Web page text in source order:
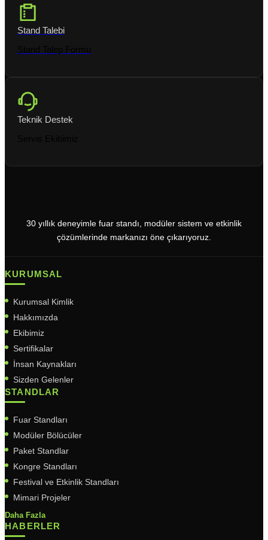
Stand Talebi
Teknik Destek
30 yıllık deneyimle fuar standı, modüler sistem ve etkinlik
çözümlerinde markanızı öne çıkarıyoruz.
KURUMSAL
Kurumsal Kimlik
Hakkımızda
Ekibimiz
Sertifikalar
İnsan Kaynakları
Sizden Gelenler
STANDLAR
Fuar Standları
Modüler Bölücüler
Paket Standlar
Kongre Standları
Festival ve Etkinlik Standları
Mimari Projeler
Daha Fazla
HABERLER